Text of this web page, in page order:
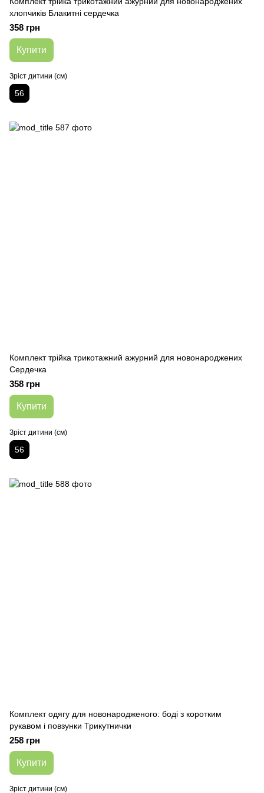
хлопчиків Блакитні сердечка
358 грн
Купити
Зріст дитини (см)
56
Комплект трійка трикотажний ажурний для новонароджених
Сердечка
358 грн
Купити
Зріст дитини (см)
56
Комплект одягу для новонародженого: боді з коротким
рукавом і повзунки Трикутнички
258 грн
Купити
Зріст дитини (см)